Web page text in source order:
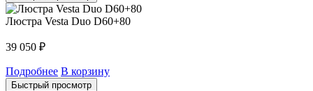
Люстра Vesta Duo D60+80
39 050 ₽
Подробнее В корзину
Быстрый просмотр